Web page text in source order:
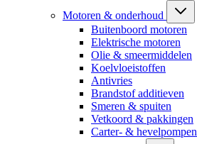
Motoren & onderhoud
Buitenboord motoren
Elektrische motoren
Olie & smeermiddelen
Koelvloeistoffen
Antivries
Brandstof additieven
Smeren & spuiten
Vetkoord & pakkingen
Carter- & hevelpompen